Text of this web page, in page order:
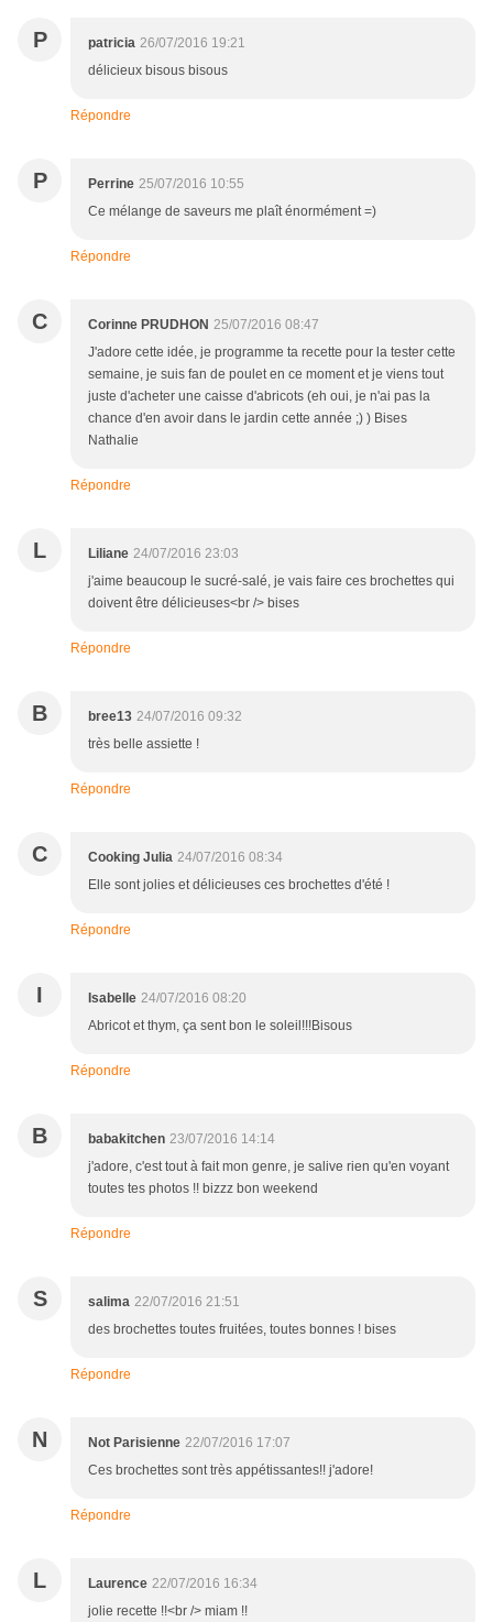
P patricia 26/07/2016 19:21
délicieux bisous bisous
Répondre
P Perrine 25/07/2016 10:55
Ce mélange de saveurs me plaît énormément =)
Répondre
C Corinne PRUDHON 25/07/2016 08:47
J'adore cette idée, je programme ta recette pour la tester cette
semaine, je suis fan de poulet en ce moment et je viens tout
juste d'acheter une caisse d'abricots (eh oui, je n'ai pas la
chance d'en avoir dans le jardin cette année ;) ) Bises
Nathalie
Répondre
L Liliane 24/07/2016 23:03
j'aime beaucoup le sucré-salé, je vais faire ces brochettes qui
doivent être délicieuses<br /> bises
Répondre
B bree13 24/07/2016 09:32
très belle assiette !
Répondre
C Cooking Julia 24/07/2016 08:34
Elle sont jolies et délicieuses ces brochettes d'été !
Répondre
I Isabelle 24/07/2016 08:20
Abricot et thym, ça sent bon le soleil!!!Bisous
Répondre
B babakitchen 23/07/2016 14:14
j'adore, c'est tout à fait mon genre, je salive rien qu'en voyant
toutes tes photos !! bizzz bon weekend
Répondre
S salima 22/07/2016 21:51
des brochettes toutes fruitées, toutes bonnes ! bises
Répondre
N Not Parisienne 22/07/2016 17:07
Ces brochettes sont très appétissantes!! j'adore!
Répondre
L Laurence 22/07/2016 16:34
jolie recette !!<br /> miam !!